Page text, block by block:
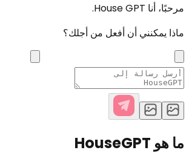
مرحبًا، أنا House GPT.
ماذا يمكنني أن أفعل من أجلك؟
ما هو HouseGPT